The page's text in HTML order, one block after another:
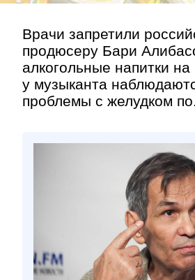
Врачи запретили
продюсеру Бари
алкогольные напитки
у музыканта
проблемы с желудком
Контакт»